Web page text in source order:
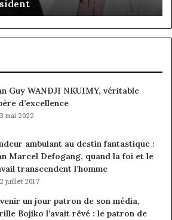
sous discipline
à
la
Guy WANDJI NKUIMY, véritable
d’excellence
mai 2022
ambulant au destin fantastique :
Marcel Defogang, quand la foi et le
transcendent l’homme
juillet 2017
un jour patron de son média,
Bojiko l’avait rêvé : le patron de